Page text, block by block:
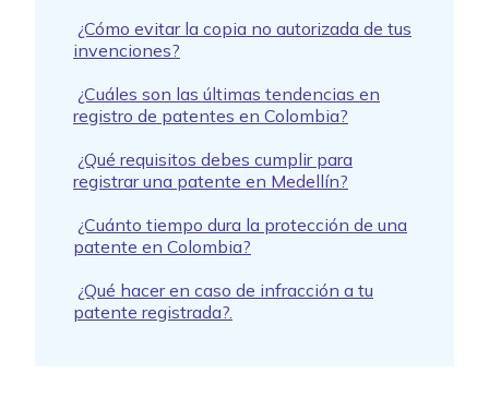
¿Cómo evitar la copia no autorizada de tus
invenciones?
¿Cuáles son las últimas tendencias en
registro de patentes en Colombia?
¿Qué requisitos debes cumplir para
registrar una patente en Medellín?
¿Cuánto tiempo dura la protección de una
patente en Colombia?
¿Qué hacer en caso de infracción a tu
patente registrada?.